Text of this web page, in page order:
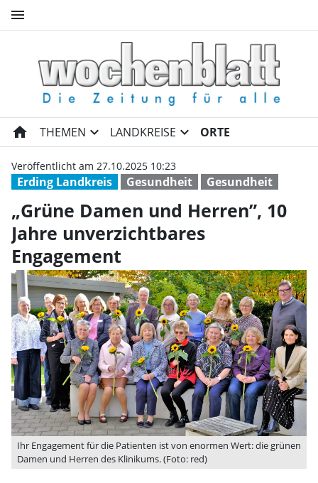
menu
„Grüne Damen und Herren”,
home THEMEN expand_more LANDKREISE expand_more ORTE
Erding Landkreis Gesundheit Gesundheit
Veröffentlicht am 27.10.2025 10:23
„Grüne Damen und Herren”, 10
Jahre unverzichtbares
Engagement
Ihr Engagement für die Patienten ist von enormen Wert: die grünen
Damen und Herren des Klinikums. (Foto: red)